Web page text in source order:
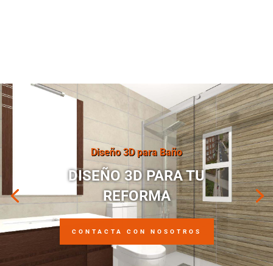
Diseño 3D para Baño
DISEÑO 3D PARA TU
REFORMA
CONTACTA CON NOSOTROS